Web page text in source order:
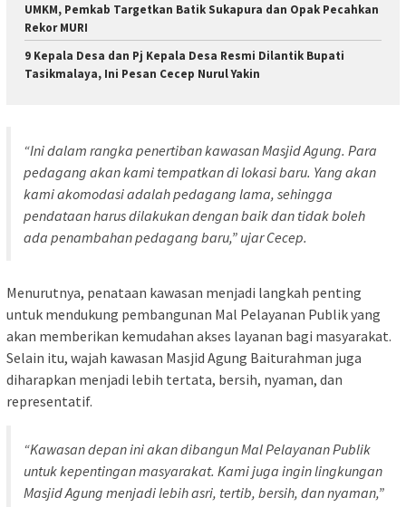
UMKM, Pemkab Targetkan Batik Sukapura dan Opak Pecahkan
Rekor MURI
9 Kepala Desa dan Pj Kepala Desa Resmi Dilantik Bupati
Tasikmalaya, Ini Pesan Cecep Nurul Yakin
“Ini dalam rangka penertiban kawasan Masjid Agung. Para
pedagang akan kami tempatkan di lokasi baru. Yang akan
kami akomodasi adalah pedagang lama, sehingga
pendataan harus dilakukan dengan baik dan tidak boleh
ada penambahan pedagang baru,” ujar Cecep.
Menurutnya, penataan kawasan menjadi langkah penting
untuk mendukung pembangunan Mal Pelayanan Publik yang
akan memberikan kemudahan akses layanan bagi masyarakat.
Selain itu, wajah kawasan Masjid Agung Baiturahman juga
diharapkan menjadi lebih tertata, bersih, nyaman, dan
representatif.
“Kawasan depan ini akan dibangun Mal Pelayanan Publik
untuk kepentingan masyarakat. Kami juga ingin lingkungan
Masjid Agung menjadi lebih asri, tertib, bersih, dan nyaman,”